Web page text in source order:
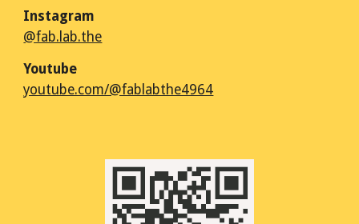
Instagram
@fab.lab.the
Youtube
youtube.com/@fablabthe4964